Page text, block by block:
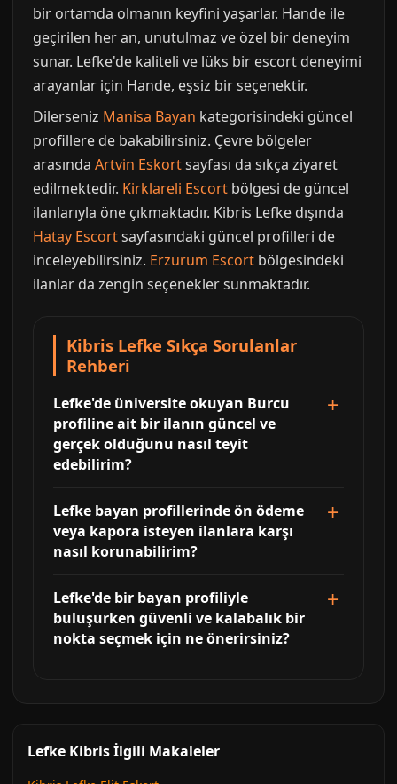
bir ortamda olmanın keyfini yaşarlar. Hande ile
geçirilen her an, unutulmaz ve özel bir deneyim
sunar. Lefke'de kaliteli ve lüks bir escort deneyimi
arayanlar için Hande, eşsiz bir seçenektir.
Dilerseniz Manisa Bayan kategorisindeki güncel
profillere de bakabilirsiniz. Çevre bölgeler
arasında Artvin Eskortsayfası da sıkça ziyaret
edilmektedir. Kirklareli Escort bölgesi de güncel
ilanlarıyla öne çıkmaktadır. Kibris Lefke dışında
Hatay Escortsayfasındaki güncel profilleri de
inceleyebilirsiniz. Erzurum Escort bölgesindeki
ilanlar da zengin seçenekler sunmaktadır.
Kibris Lefke Sıkça Sorulanlar
Rehberi
Lefke'de üniversite okuyan Burcu
profiline ait bir ilanın güncel ve
gerçek olduğunu nasıl teyit
edebilirim?
Lefke bayan profillerinde ön ödeme
veya kapora isteyen ilanlara karşı
nasıl korunabilirim?
Lefke'de bir bayan profiliyle
buluşurken güvenli ve kalabalık bir
nokta seçmek için ne önerirsiniz?
Lefke Kibris İlgili Makaleler